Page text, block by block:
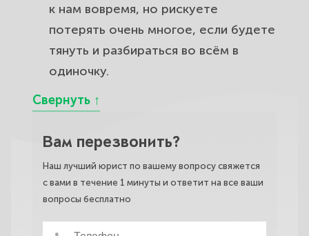
к нам вовремя, но рискуете
потерять очень многое, если будете
тянуть и разбираться во всём в
одиночку.
Вам перезвонить?
Наш лучший юрист по вашему вопросу свяжется
с вами в течение 1 минуты и ответит на все ваши
вопросы бесплатно